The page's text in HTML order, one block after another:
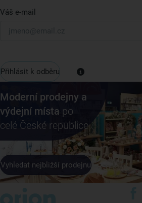
Váš e-mail
Přihlásit k odběru
Moderní prodejny a
výdejní místa po
celé České republice
Vyhledat nejbližší prodejnu